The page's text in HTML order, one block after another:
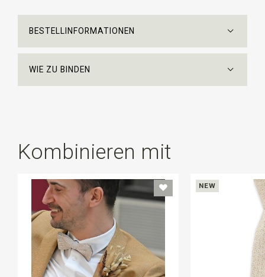
BESTELLINFORMATIONEN
WIE ZU BINDEN
Kombinieren mit
NEW